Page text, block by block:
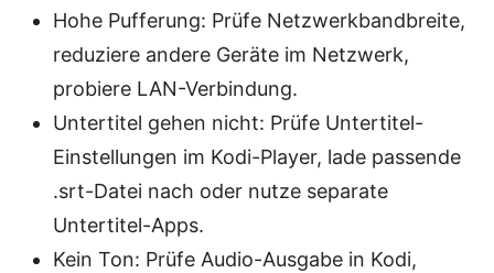
Hohe Pufferung: Prüfe Netzwerkbandbreite,
reduziere andere Geräte im Netzwerk,
probiere LAN-Verbindung.
Untertitel gehen nicht: Prüfe Untertitel-
Einstellungen im Kodi-Player, lade passende
.srt-Datei nach oder nutze separate
Untertitel-Apps.
Kein Ton: Prüfe Audio-Ausgabe in Kodi,